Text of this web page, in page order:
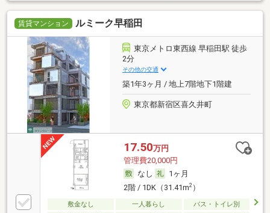
賃貸マンション ルミーク早稲田
東京メトロ東西線 早稲田駅 徒歩
2分
その他の交通
築1年3ヶ月 / 地上7階地下1階建
東京都新宿区喜久井町
17.50万円
管理費20,000円
なし
1ヶ月
2階 / 1DK（31.41m2）
敷金なし 一人暮らし
バス・トイレ別